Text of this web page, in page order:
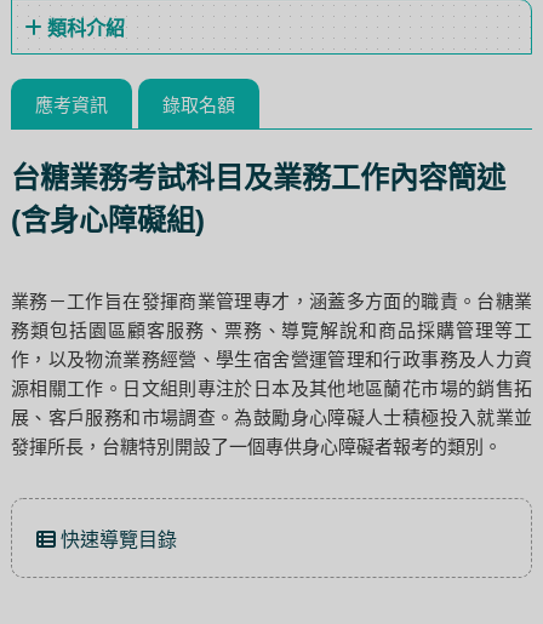
類科介紹
應考資訊 錄取名額
台糖業務考試科目及業務工作內容簡述
(含身心障礙組)
業務－工作旨在發揮商業管理專才，涵蓋多方面的職責。台糖業
務類包括園區顧客服務、票務、導覽解說和商品採購管理等工
作，以及物流業務經營、學生宿舍營運管理和行政事務及人力資
源相關工作。日文組則專注於日本及其他地區蘭花市場的銷售拓
展、客戶服務和市場調查。為鼓勵身心障礙人士積極投入就業並
發揮所長，台糖特別開設了一個專供身心障礙者報考的類別。
快速導覽目錄